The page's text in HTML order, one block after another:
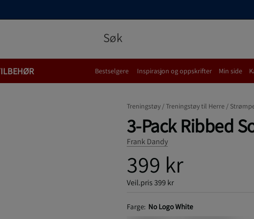
Bestselgere Inspirasjon og oppskrifter Min side
Treningstøy /Treningstøy til Herre /
3-Pack Ribbed
Frank Dandy
399 kr
Veil.pris399 kr
Farge: No Logo White